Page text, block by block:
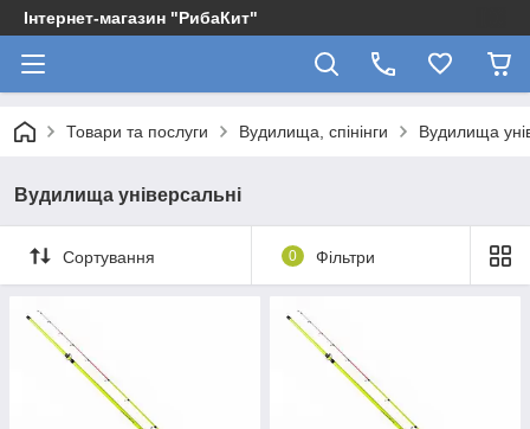
Інтернет-магазин "РибаКит"
Товари та послуги Вудилища, спінінги Вудилища
Вудилища універсальні
Сортування 0 Фільтри